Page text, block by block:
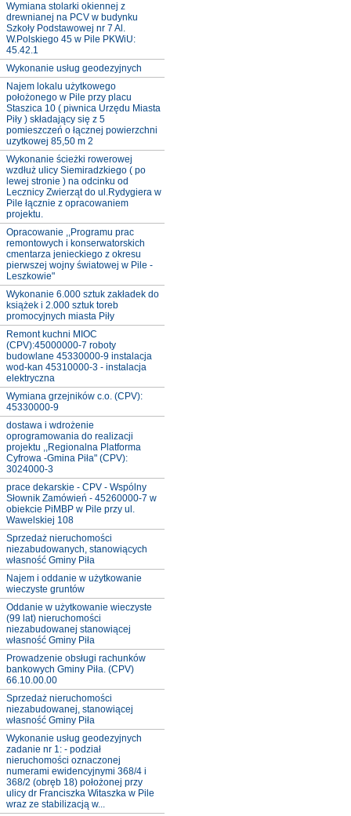
Wymiana stolarki okiennej z
drewnianej na PCV w budynku
Szkoły Podstawowej nr 7 Al.
W.Polskiego 45 w Pile PKWiU:
45.42.1
Wykonanie usług geodezyjnych
Najem lokalu użytkowego
położonego w Pile przy placu
Staszica 10 ( piwnica Urzędu Miasta
Piły ) składający się z 5
pomieszczeń o łącznej powierzchni
uzytkowej 85,50 m 2
Wykonanie ścieżki rowerowej
wzdłuż ulicy Siemiradzkiego ( po
lewej stronie ) na odcinku od
Lecznicy Zwierząt do ul.Rydygiera w
Pile łącznie z opracowaniem
projektu.
Opracowanie ,,Programu prac
remontowych i konserwatorskich
cmentarza jenieckiego z okresu
pierwszej wojny światowej w Pile -
Leszkowie"
Wykonanie 6.000 sztuk zakładek do
książek i 2.000 sztuk toreb
promocyjnych miasta Piły
Remont kuchni MIOC
(CPV):45000000-7 roboty
budowlane 45330000-9 instalacja
wod-kan 45310000-3 - instalacja
elektryczna
Wymiana grzejników c.o. (CPV):
45330000-9
dostawa i wdrożenie
oprogramowania do realizacji
projektu ,,Regionalna Platforma
Cyfrowa -Gmina Piła" (CPV):
3024000-3
prace dekarskie - CPV - Wspólny
Słownik Zamówień - 45260000-7 w
obiekcie PiMBP w Pile przy ul.
Wawelskiej 108
Sprzedaż nieruchomości
niezabudowanych, stanowiących
własność Gminy Piła
Najem i oddanie w użytkowanie
wieczyste gruntów
Oddanie w użytkowanie wieczyste
(99 lat) nieruchomości
niezabudowanej stanowiącej
własność Gminy Piła
Prowadzenie obsługi rachunków
bankowych Gminy Piła. (CPV)
66.10.00.00
Sprzedaż nieruchomości
niezabudowanej, stanowiącej
własność Gminy Piła
Wykonanie usług geodezyjnych
zadanie nr 1: - podział
nieruchomości oznaczonej
numerami ewidencyjnymi 368/4 i
368/2 (obręb 18) położonej przy
ulicy dr Franciszka Witaszka w Pile
wraz ze stabilizacją w...